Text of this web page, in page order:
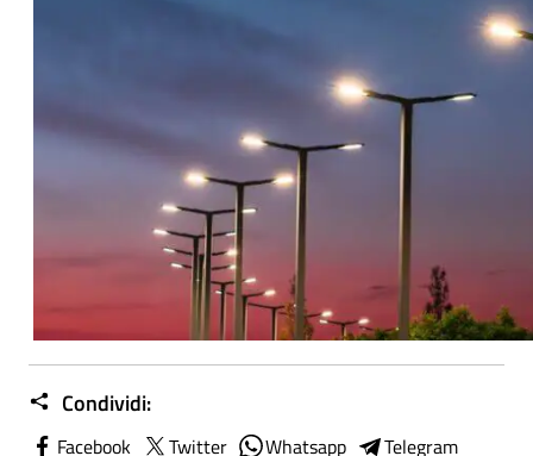
Condividi:
Facebook Twitter Whatsapp
Telegram